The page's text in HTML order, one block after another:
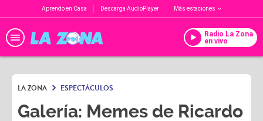
Aprendo en Casa Descarga AudioPlayer Más estaciones
Radio La Zona
en vivo
LA ZONA ESPECTÁCULOS
Galería: Memes de Ricardo